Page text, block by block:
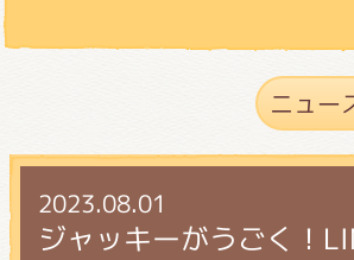
2023.08.01
ジャッキーがうごく！
スタッフブログ
絵本・作家紹介